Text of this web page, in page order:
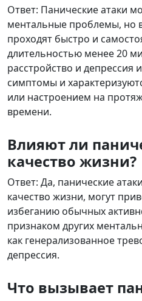
Ответ: Панические атаки
ментальные проблемы, но
проходят быстро и
длительностью менее 20
расстройство и
симптомы и
или настроением на
времени.
Влияют ли
качество жизни?
Ответ: Да, панические
качество жизни, могут
избеганию обычных
признаком других
как генерализованное
депрессия.
Что вызывает